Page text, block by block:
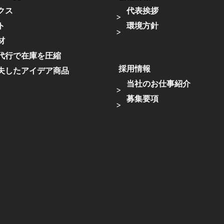
ス
行で在庫を圧縮
したアイデア商品
代表挨拶
環境方針
採用情報
当社のお仕事紹介
募集要項